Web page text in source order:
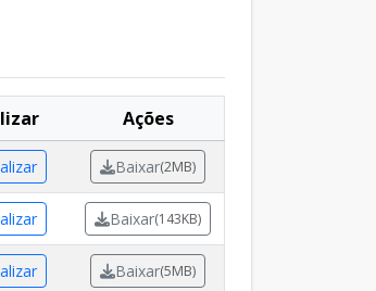
Ações
Baixar(2MB)
Baixar(143KB)
Baixar(5MB)